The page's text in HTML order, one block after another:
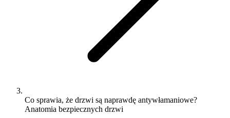
Co sprawia, że drzwi są naprawdę antywłamaniowe?
Anatomia bezpiecznych drzwi